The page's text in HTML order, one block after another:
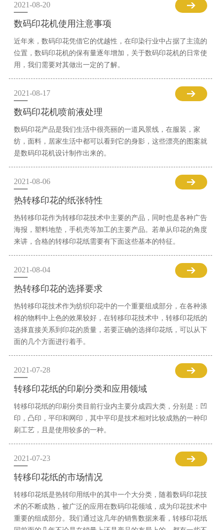
2021-08-20
数码印花机使用注意事项
近年来，数码印花凭借它的优越性，在印染行业中占据了主流的
位置，数码印花机的保有量逐年增加，关于数码印花机的日常使
用，我们需要对其做出一定的了解。
2021-08-17
数码印花机喷前液处理
数码印花产品是我们生活中很亮丽的一道风景线，在服装，家
纺，面料，居家生活中都可以看到它的身影，这些漂亮的图案就
是数码印花机设计制作出来的。
2021-08-06
热转移印花的纸张特性
热转移印花作为转移印花技术中主要的产品，同时也是各种广告
海报，塑料地垫，手机壳等加工的主要产品。若单从印花的角度
来讲，合格的转移印花纸需要有下面这些基本的特征。
2021-08-04
热转移印花的选择要求
热转移印花技术作为纺织印花中的一个重要组成部分，在各种涤
棉的物料中上色的效果较好，在转移印花技术中，转移印花纸的
选择直接关系到印花的质量，若要正确的选择印花纸，可以从下
面的几个方面进行着手。
2021-07-28
转移印花纸的印刷分类和应用领域
转移印花纸的印刷分类目前行业内主要分成四大类，分别是：凹
印，凸印，平印和网印，其中平印是技术相对比较成熟的一种印
刷工艺，且是使用较多的一种。
2021-07-23
转移印花纸的市场情况
转移印花纸是热转印用纸中的其中一个大分类，随着数码印花技
术的不断成熟，被广泛的应用在数码印花领域，成为印花技术中
重要的组成部分。我们通过这几年的销售数据来看，转移印花纸